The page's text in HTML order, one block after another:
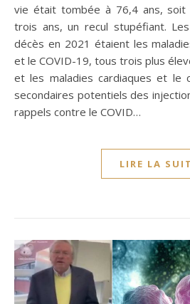
vie était tombée à 76,4 ans,
trois ans, un recul stupéfiant.
décès en 2021 étaient les
et le COVID-19, tous trois plus
et les maladies cardiaques et le
secondaires potentiels des
rappels contre le COVID…
LIRE LA